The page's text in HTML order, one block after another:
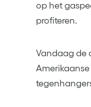
op het
profiteren.
Vandaag de